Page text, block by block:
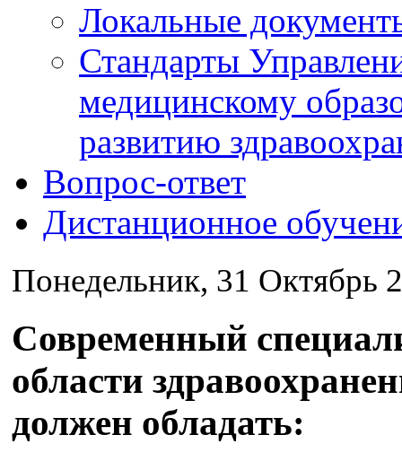
Локальные
Стандарты
медицинскому
развитию
Вопрос-ответ
Дистанционное
Понедельник, 31 Октябрь
Современный
области
должен обладать: